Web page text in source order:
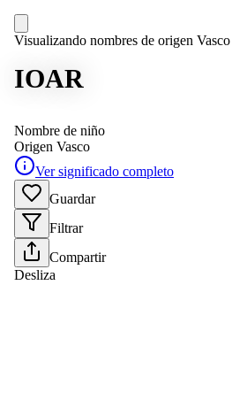
Visualizando nombres de origen Vasco
IOAR
Nombre de niño
Origen Vasco
Ver significado completo
Guardar
Filtrar
Compartir
Desliza